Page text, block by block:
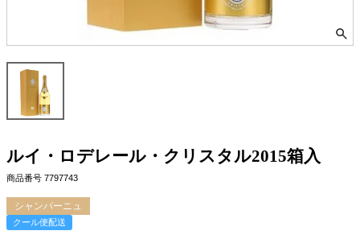
ルイ・ロデレール・クリスタル2015箱入
商品番号 7797743
シャンパーニュ
クール便配送